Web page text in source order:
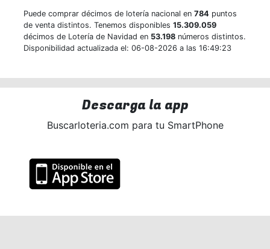
Puede comprar décimos de lotería nacional en 784 puntos
de venta distintos. Tenemos disponibles 15.309.059
décimos de Lotería de Navidad en 53.198 números distintos.
Disponibilidad actualizada el: 06-08-2026 a las 16:49:23
Descarga la app
Buscarloteria.com para tu SmartPhone